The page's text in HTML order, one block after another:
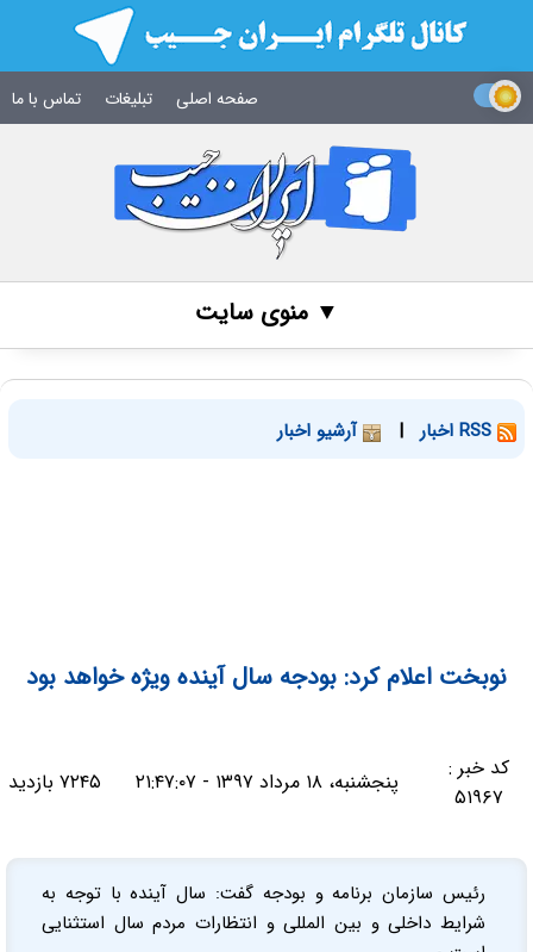
صفحه اصلی تبلیغات تماس با ما
▼ منوی سایت
| آرشیو اخبار
نوبخت اعلام کرد: بودجه سال آینده ویژه خواهد بود
کد خبر :
۵۱۹۶۷
پنجشنبه، ۱۸ مرداد ۱۳۹۷ - ۲۱:۴۷:۰۷ ۷۲۴۵ بازدید
رئیس سازمان برنامه و بودجه گفت: سال آینده با توجه به
شرایط داخلی و بین المللی و انتظارات مردم سال استثنایی